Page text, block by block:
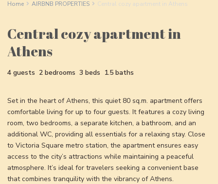
Home AIRBNB PROPERTIES Central cozy apartment in Athens
Central cozy apartment in
Athens
4 guests 2 bedrooms 3 beds 1.5 baths
Set in the heart of Athens, this quiet 80 sq.m. apartment offers
comfortable living for up to four guests. It features a cozy living
room, two bedrooms, a separate kitchen, a bathroom, and an
additional WC, providing all essentials for a relaxing stay. Close
to Victoria Square metro station, the apartment ensures easy
access to the city’s attractions while maintaining a peaceful
atmosphere. It’s ideal for travelers seeking a convenient base
that combines tranquility with the vibrancy of Athens.